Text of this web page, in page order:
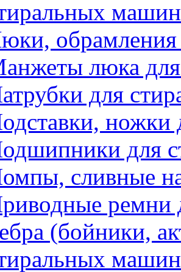
машин
обрамления
люка
для
для
сливные
ремни
(бойники,
машин